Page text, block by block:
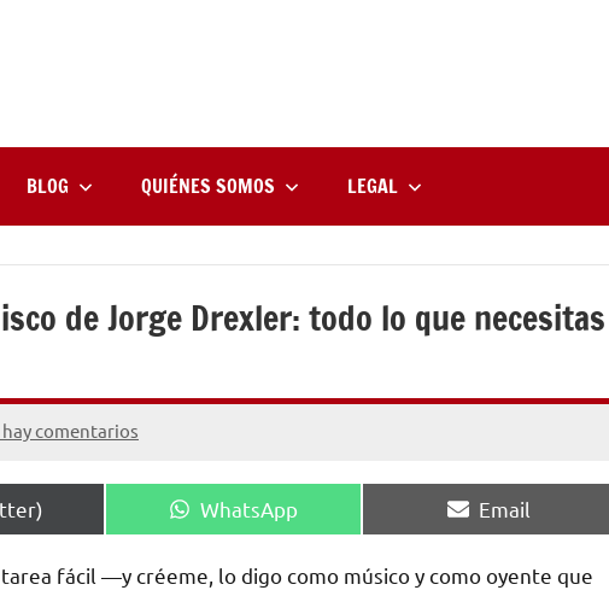
BLOG QUIÉNES SOMOS LEGAL
de Jorge Drexler: todo lo que necesitas
hay comentarios
Compartir
en
WhatsApp
Compartir
en
Email
fácil —y créeme, lo digo como músico y como oyente que